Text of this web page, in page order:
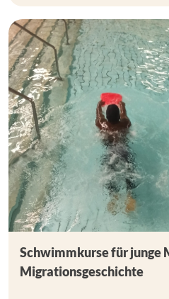
Schwimmkurse für junge
Migrationsgeschichte